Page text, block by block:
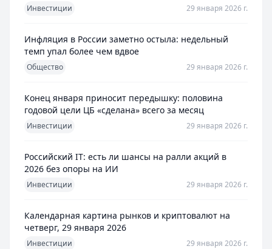
Инвестиции 29 января 2026 г.
Инфляция в России заметно остыла: недельный
темп упал более чем вдвое
Общество 29 января 2026 г.
Конец января приносит передышку: половина
годовой цели ЦБ «сделана» всего за месяц
Инвестиции 29 января 2026 г.
Российский IT: есть ли шансы на ралли акций в
2026 без опоры на ИИ
Инвестиции 29 января 2026 г.
Календарная картина рынков и криптовалют на
четверг, 29 января 2026
Инвестиции 29 января 2026 г.